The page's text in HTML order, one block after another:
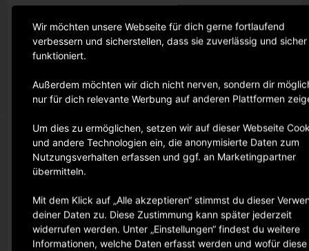
Das Kronprinzparkhaus ist einen Steinwurf entfernt.
Erreichbarkeit mit öffentlichen Verkehrsmitteln:
Die Filiale in Stuttgart liegt zentral in der Innenstadt.
Behindertengerechter Zugang:
Es gibt einen behindertengerechten Zugang zu unseren
Große Ausstellungsfläche:
Über 600 qm Ausstellungsfläche mit über 2000 Artikeln vor Ort.
Wir möchten unsere Webseite für dich gerne fortlaufend
verbessern und sicherstellen, dass sie zuverlässig und sicher
funktioniert.
Außerdem möchten wir dich nicht nerven, sondern dir
nur für dich relevante Werbung auf anderen Plattformen
Um dies zu ermöglichen, setzen wir auf dieser Webseite
und andere Technologien ein, die anonymisierte Daten zum
Nutzungsverhalten erfassen und ggf. an Marketingpartner
übermitteln.
Mit dem Klick auf „Alle akzeptieren“ stimmst du dieser
deiner Daten zu. Diese Zustimmung kann später jederzeit
widerrufen werden. Unter „Einstellungen“ findest du weitere
Informationen, welche Daten erfasst werden und wofür diese